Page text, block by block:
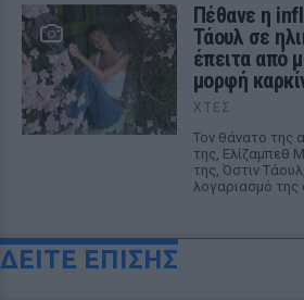
Πέθανε η
Τάουλ σε
έπειτα από
μορφή
ΧΤΕΣ
Τον θάνατο της
της, Ελίζαμπεθ
της, Όστιν
λογαριασμό της
ΔΕΙΤΕ ΕΠΙΣΗΣ